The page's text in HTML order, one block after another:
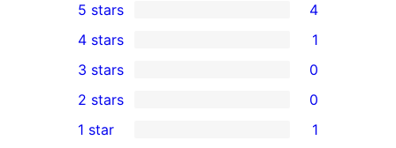
4
5-
star
reviews
5 stars 4
4-
star
review
4 stars 1
0
3-
star
3 stars 0
2-
2 stars 0
1 star 1